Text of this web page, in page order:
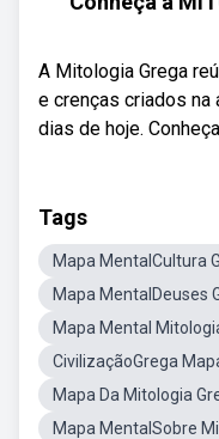
A Mitologia Grega
e crenças criados
dias de hoje. Conheça
Tags
Mapa MentalCultura
Mapa MentalDeuses
Mapa Mental
CivilizaçãoGrega
Mapa Da Mitologia
Mapa MentalSobre